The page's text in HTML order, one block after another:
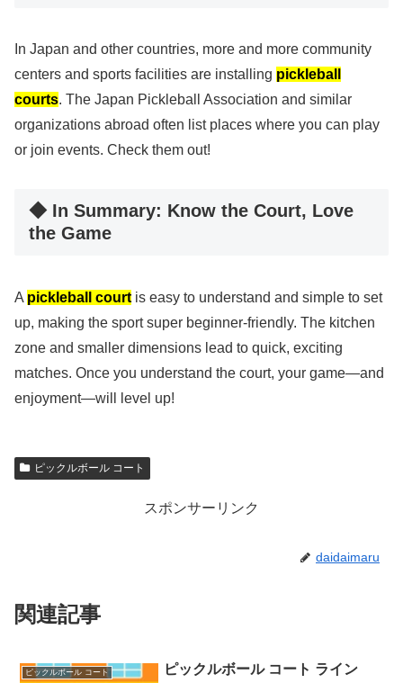
In Japan and other countries, more and more community
centers and sports facilities are installing pickleball
courts. The Japan Pickleball Association and similar
organizations abroad often list places where you can play
or join events. Check them out!
◆ In Summary: Know the Court, Love
the Game
A pickleball court is easy to understand and simple to set
up, making the sport super beginner-friendly. The kitchen
zone and smaller dimensions lead to quick, exciting
matches. Once you understand the court, your game—and
enjoyment—will level up!
ピックルボール コート
スポンサーリンク
daidaimaru
関連記事
ピックルボール コート ピックルボール コート ライン